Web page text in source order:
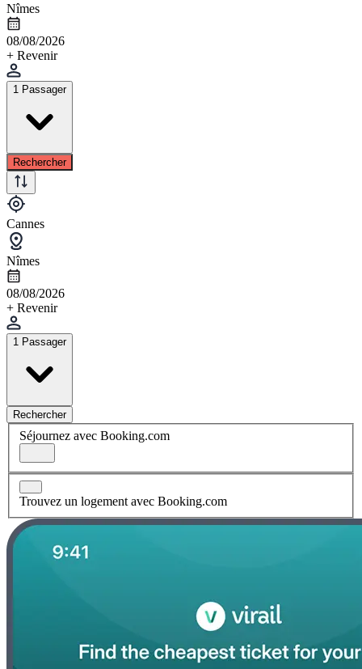
Nîmes
08/08/2026
+ Revenir
1 Passager
Rechercher
Cannes
Nîmes
08/08/2026
+ Revenir
1 Passager
Rechercher
Séjournez avec Booking.com
Trouvez un logement avec Booking.com